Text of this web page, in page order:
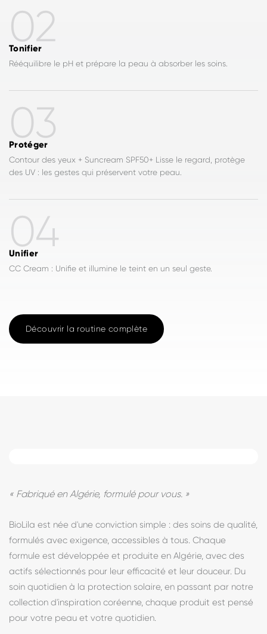
02
Tonifier
Rééquilibre le pH et prépare la peau à absorber les soins.
03
Protéger
Contour des yeux + Suncream SPF50+ Lisse le regard, protège
des UV : les gestes qui préservent votre peau.
04
Unifier
CC Cream : Unifie et illumine le teint en un seul geste.
Découvrir la routine complète